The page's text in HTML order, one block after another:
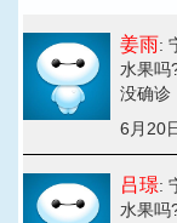
姜雨:
水果吗
没确诊
6月20
吕璟:
水果吗